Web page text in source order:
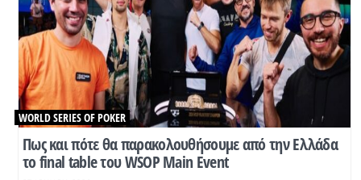
Πως και πότε θα παρακολουθήσουμε από την Ελλάδα
το final table του WSOP Main Event
WORLD SERIES OF POKER